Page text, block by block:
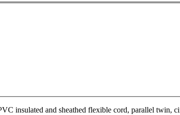
insulated and sheathed flexible cord, parallel twin,